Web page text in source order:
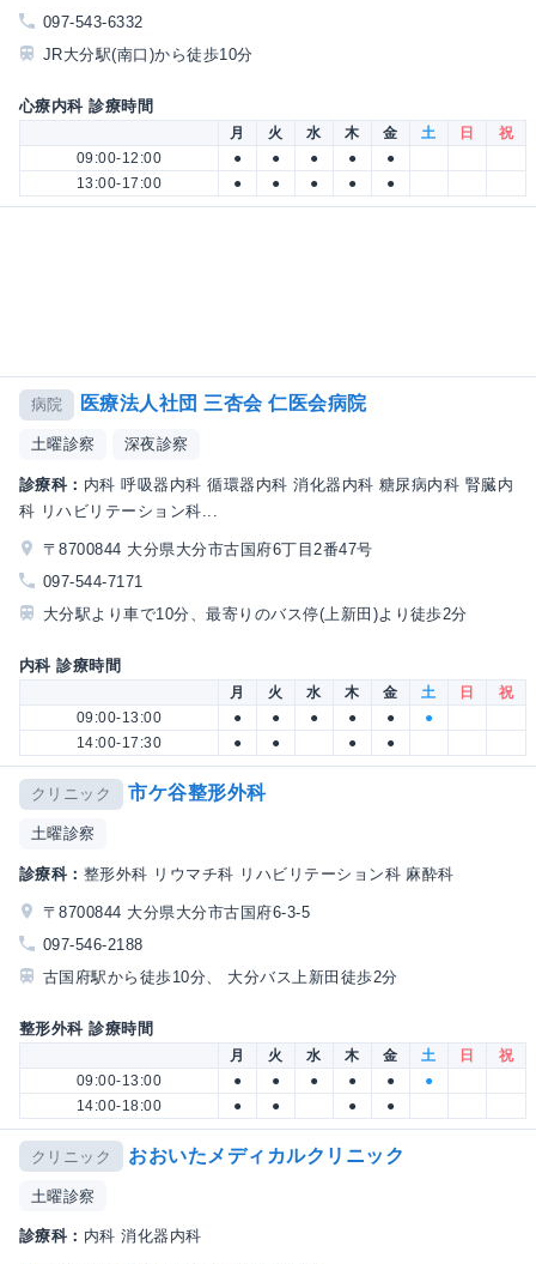
097-543-6332
JR大分駅(南口)から徒歩10分
心療内科 診療時間
月 火 水 木 金 土 日
祝
09:00-12:00
● ● ● ●
●
13:00-17:00
● ● ● ● ●
病院 医療法人社団 三杏会 仁医会病院
土曜診察 深夜診察
診療科： 内科 呼吸器内科 循環器内科 消化器内科 糖尿病内科 腎臓内
科 リハビリテーション科...
〒8700844 大分県大分市古国府6丁目2番47号
097-544-7171
大分駅より車で10分、最寄りのバス停(上新田)より徒歩2分
内科 診療時間
月 火 水 木 金 土 日
祝
09:00-13:00
● ● ● ● ●
●
14:00-17:30
● ● ● ●
クリニック 市ケ谷整形外科
土曜診察
診療科： 整形外科 リウマチ科 リハビリテーション科 麻酔科
〒8700844 大分県大分市古国府6-3-5
097-546-2188
古国府駅から徒歩10分、 大分バス上新田徒歩2分
整形外科 診療時間
月 火 水 木 金 土 日
祝
09:00-13:00
● ● ● ● ●
●
14:00-18:00
● ● ● ●
クリニック おおいたメディカルクリニック
土曜診察
診療科： 内科 消化器内科